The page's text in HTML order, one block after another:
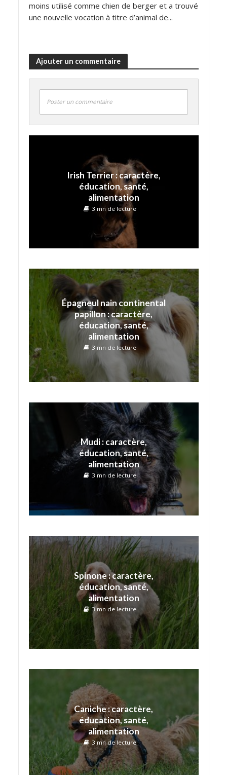
moins utilisé comme chien de berger et a trouvé
une nouvelle vocation à titre d’animal de...
Ajouter un commentaire
Poster un commentaire
Irish Terrier : caractère,
éducation, santé,
alimentation
3 mn de lecture
Épagneul nain continental
papillon : caractère,
éducation, santé,
alimentation
3 mn de lecture
Mudi : caractère,
éducation, santé,
alimentation
3 mn de lecture
Spinone : caractère,
éducation, santé,
alimentation
3 mn de lecture
Caniche : caractère,
éducation, santé,
alimentation
3 mn de lecture